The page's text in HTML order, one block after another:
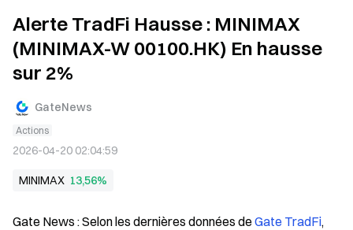
Alerte TradFi Hausse : MINIMAX
(MINIMAX-W 00100.HK) En hausse
sur 2%
GateNews
Actions
2026-04-20 02:04:59
MINIMAX 13,56%
Gate News : Selon les dernières données de Gate TradFi,